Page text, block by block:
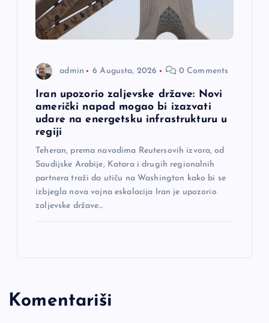
admin 6 Augusta, 2026 0 Comments
Iran upozorio zaljevske države: Novi
američki napad mogao bi izazvati
udare na energetsku infrastrukturu u
regiji
Teheran, prema navodima Reutersovih izvora, od
Saudijske Arabije, Katara i drugih regionalnih
partnera traži da utiču na Washington kako bi se
izbjegla nova vojna eskalacija Iran je upozorio
zaljevske države…
Komentariši